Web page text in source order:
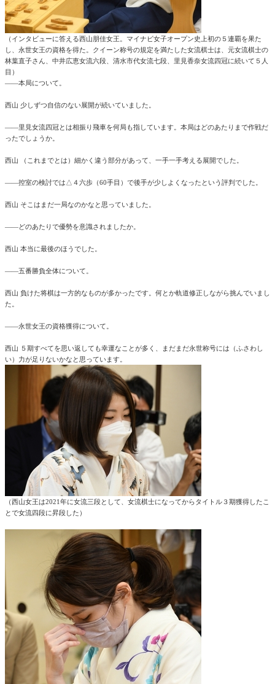
（インタビューに答える西山朋佳女王。マイナビ女子オープン史上初の５連覇を果た
し、永世女王の資格を得た。クイーン称号の規定を満たした女流棋士は、元女流棋士の
林葉直子さん、中井広恵女流六段、清水市代女流七段、里見香奈女流四冠に続いて５人
目）
――本局について。
西山 少しずつ自信のない展開が続いていました。
――里見女流四冠とは相振り飛車を何局も指しています。本局はどのあたりまで作戦だ
ったでしょうか。
西山 （これまでとは）細かく違う部分があって、一手一手考える展開でした。
――控室の検討では△４六歩（60手目）で後手が少しよくなったという評判でした。
西山 そこはまだ一局なのかなと思っていました。
――どのあたりで優勢を意識されましたか。
西山 本当に最後のほうでした。
――五番勝負全体について。
西山 負けた将棋は一方的なものが多かったです。何とか軌道修正しながら挑んでいまし
た。
――永世女王の資格獲得について。
西山 ５期すべてを思い返しても幸運なことが多く、まだまだ永世称号には（ふさわし
い）力が足りないかなと思っています。
（西山女王は2021年に女流三段として、女流棋士になってからタイトル３期獲得したこ
とで女流四段に昇段した）